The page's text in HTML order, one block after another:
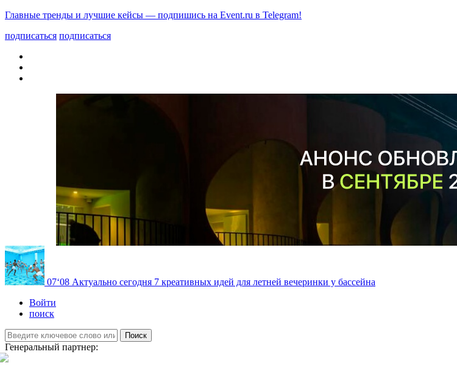
Главные тренды и лучшие кейсы — подпишись на Event.ru в Telegram!
подписаться подписаться
07‘08 Актуально сегодня 7 креативных идей для летней вечеринки у бассейна
Войти
поиск
Поиск
Генеральный партнер: